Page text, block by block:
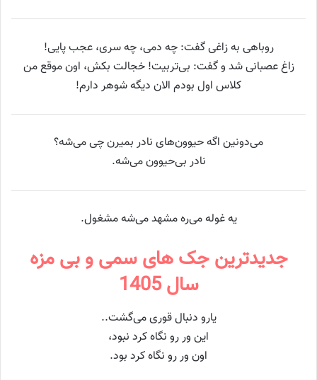
روباهی به زاغی گفت: چه دمی، چه سری، عجب پایی!
زاغ عصبانی شد و گفت: بی‌تربیت! خجالت بکش، اون موقع من
کلاس اول بودم الان دیگه شوهر دارم!
می‌دونین اگه حیوون‌های نادر بمیرن چی می‌شه؟
نادر بی‌حیوون می‌شه.
یه غوله می‌ره مشهد می‌شه مشغول.
جدیدترین جک های سمی و بی مزه
سال 1405
یارو دنبال قوری می‌گشت..
این ور رو نگاه کرد نبود،
اون ور رو نگاه کرد بود.